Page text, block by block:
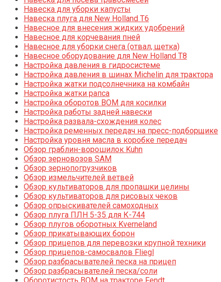
Навеска для уборки капусты
Навеска плуга для New Holland T6
Навесное для внесения жидких удобрений
Навесное для корчевания пней
Навесное для уборки снега (отвал, щетка)
Навесное оборудование для New Holland T8
Настройка давления в гидросистеме
Настройка давления в шинах Michelin для трактора
Настройка жатки подсолнечника на комбайн
Настройка жатки рапса
Настройка оборотов ВОМ для косилки
Настройка работы задней навески
Настройка развала-схождения колес
Настройка ременных передач на пресс-подборщике
Настройка уровня масла в коробке передач
Обзор граблин-ворошилок Kuhn
Обзор зерновозов SAM
Обзор зернопогрузчиков
Обзор измельчителей ветвей
Обзор культиваторов для пропашки целины
Обзор культиваторов для рисовых чеков
Обзор опрыскивателей самоходных
Обзор плуга ПЛН 5-35 для К-744
Обзор плугов оборотных Kverneland
Обзор прикатывающих борон
Обзор прицепов для перевозки крупной техники
Обзор прицепов-самосвалов Fliegl
Обзор разбрасывателей песка на прицеп
Обзор разбрасывателей песка/соли
Оборотистость ВОМ на тракторе Fendt